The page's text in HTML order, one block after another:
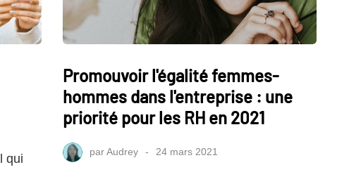
qui
Promouvoir l'égalité femmes-
hommes dans l'entreprise : une
priorité pour les RH en 2021
parAudrey 24 mars 2021